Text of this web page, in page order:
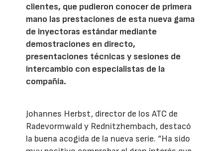
clientes, que pudieron conocer de primera
mano las prestaciones de esta nueva gama
de inyectoras estándar mediante
demostraciones en directo,
presentaciones técnicas y sesiones de
intercambio con especialistas de la
compañía.
Johannes Herbst, director de los ATC de
Radevormwald y Rednitzhembach, destacó
la buena acogida de la nueva serie. “Ha sido